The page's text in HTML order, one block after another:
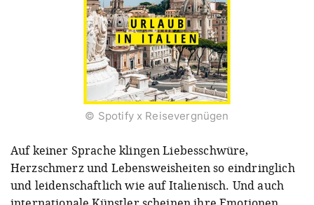
© Spotify x Reisevergnügen
Auf keiner Sprache klingen Liebesschwüre,
Herzschmerz und Lebensweisheiten so eindringlich
und leidenschaftlich wie auf Italienisch. Und auch